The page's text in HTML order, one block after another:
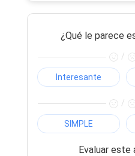
¿Qué le parece
/
Interesante
/
SIMPLE
Evaluar este